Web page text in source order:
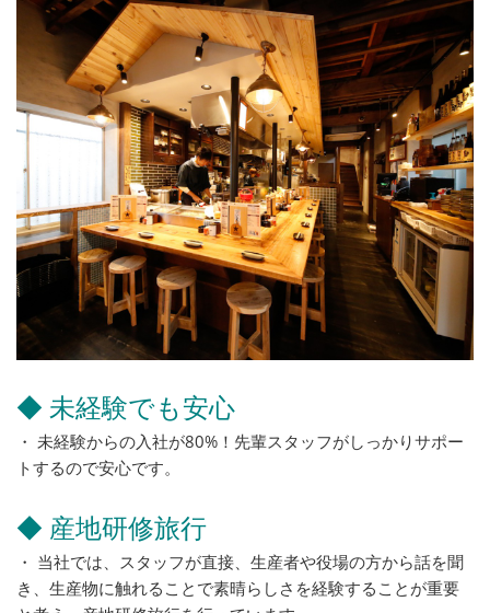
◆ 未経験でも安心
・ 未経験からの入社が80%！先輩スタッフがしっかりサポー
トするので安心です。
◆ 産地研修旅行
・ 当社では、スタッフが直接、生産者や役場の方から話を聞
き、生産物に触れることで素晴らしさを経験することが重要